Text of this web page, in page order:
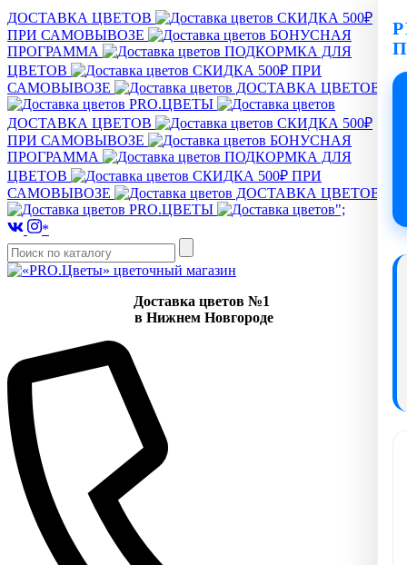
ДОСТАВКА ЦВЕТОВ
СКИДКА 500₽
ПРИ САМОВЫВОЗЕ
БОНУСНАЯ
ПРОГРАММА
ПОДКОРМКА ДЛЯ
ЦВЕТОВ
СКИДКА 500₽ ПРИ
САМОВЫВОЗЕ
ДОСТАВКА ЦВЕТОВ
PRO.ЦВЕТЫ
ДОСТАВКА ЦВЕТОВ
СКИДКА 500₽
ПРИ САМОВЫВОЗЕ
БОНУСНАЯ
ПРОГРАММА
ПОДКОРМКА ДЛЯ
ЦВЕТОВ
СКИДКА 500₽ ПРИ
САМОВЫВОЗЕ
ДОСТАВКА ЦВЕТОВ
PRO.ЦВЕТЫ
";
*
Доставка цветов №1
в Нижнем Новгороде